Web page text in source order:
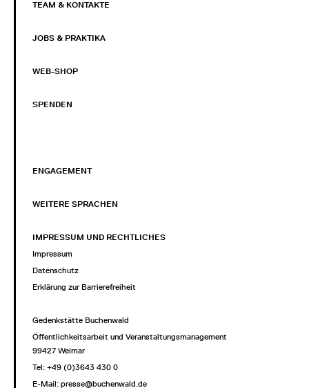
TEAM & KONTAKTE
JOBS & PRAKTIKA
WEB-SHOP
SPENDEN
ENGAGEMENT
WEITERE SPRACHEN
IMPRESSUM UND RECHTLICHES
Impressum
Datenschutz
Erklärung zur Barrierefreiheit
Gedenkstätte Buchenwald
Öffentlichkeitsarbeit und Veranstaltungsmanagement
99427 Weimar
Tel: +49 (0)3643 430 0
E-Mail: presse@buchenwald.de